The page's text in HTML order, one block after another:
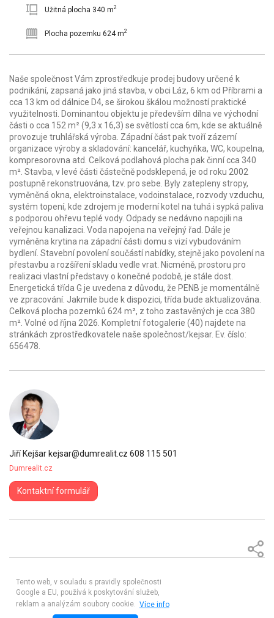
Tento web, v souladu s pravidly společnosti
Google a EU, používá k poskytování služeb,
reklam a analýzám soubory cookie. Více info
Užitná plocha 340 m2
Plocha pozemku 624 m2
Naše společnost Vám zprostředkuje prodej budovy určené k
podnikání, zapsaná jako jiná stavba, v obci Láz, 6 km od Příbrami a
cca 13 km od dálnice D4, se širokou škálou možností praktické
využitelnosti. Dominantou objektu je především dílna ve východní
části o cca 152 m² (9,3 x 16,3) se světlostí cca 6m, kde se aktuálně
provozuje truhlářská výroba. Západní část pak tvoří zázemí
organizace výroby a skladování: kancelář, kuchyňka, WC, koupelna,
kompresorovna atd. Celková podlahová plocha pak činní cca 340
m². Stavba, v levé části částečně podsklepená, je od roku 2002
postupně rekonstruována, tzv. pro sebe. Byly zatepleny stropy,
vyměněná okna, elektroinstalace, vodoinstalace, rozvody vzduchu,
systém topení, kde zdrojem je moderní kotel na tuhá i sypká paliva
s podporou ohřevu teplé vody. Odpady se nedávno napojili na
veřejnou kanalizaci. Voda napojena na veřejný řad. Dále je
vyměněna krytina na západní části domu s vizí vybudováním
bydlení. Stavební povolení součástí nabídky, stejně jako povolení na
přestavbu a rozšíření skladu vedle vrat. Nicméně, prostoru pro
realizaci vlastní představy o konečné podobě, je stále dost.
Energetická třída G je uvedena z důvodu, že PENB je momentálně
ve zpracování. Jakmile bude k dispozici, třída bude aktualizována.
Celková plocha pozemků 624 m², z toho zastavěných je cca 380
m². Volné od října 2026. Kompletní fotogalerie (40) najdete na
stránkách zprostředkovatele naše společnost/kejsar. Ev. číslo:
656478.
Jiří Kejšar kejsar@dumrealit.cz 608 115 501
Dumrealit.cz
Kontaktní formulář